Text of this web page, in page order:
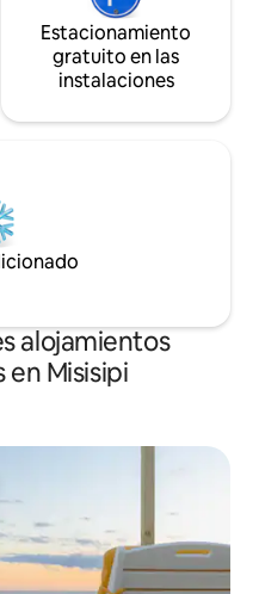
Estacionamiento
gratuito en las
instalaciones
alojamientos
en Misisipi
huéspedes